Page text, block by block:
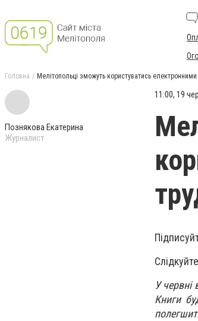
Головна Мелітопольці зможуть користуватись
Познякова Екатерина
Журналист
11:00, 19
У червні
Книги